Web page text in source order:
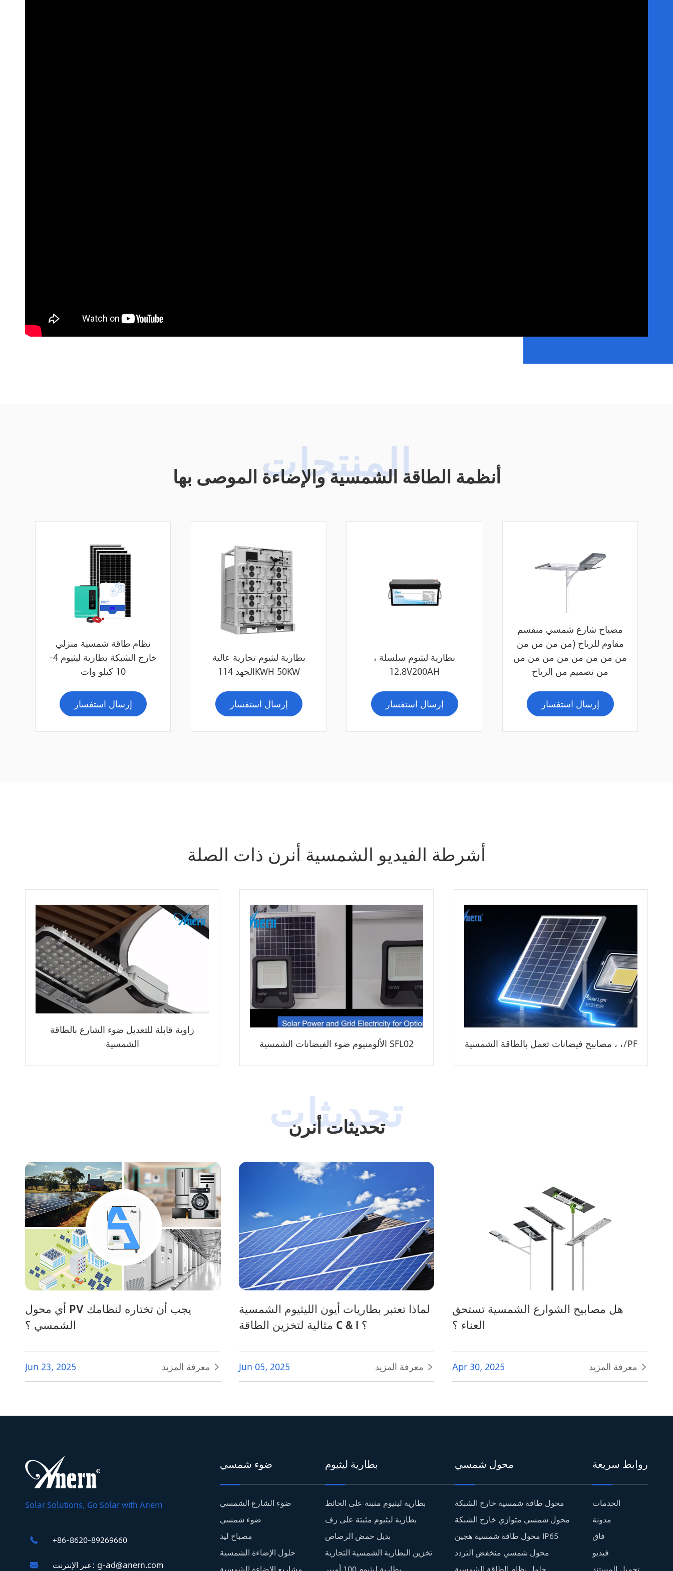
أنظمة الطاقة الشمسية والإضاءة الموصى بها
نظام طاقة شمسية منزلي
خارج الشبكة بطارية ليثيوم 4-
10 كيلو وات
إرسال استفسار
بطارية ليثيوم تجارية عالية
الجهد 114KWH 50KW
إرسال استفسار
بطارية ليثيوم سلسلة ،
12.8V200AH
إرسال استفسار
مصباح شارع شمسي منقسم
مقاوم للرياح (من من من من
من من من من من من من من
من تصميم من الرياح
إرسال استفسار
أشرطة الفيديو الشمسية أنرن ذات الصلة
زاوية قابلة للتعديل ضوء الشارع بالطاقة
الشمسية
الألومنيوم ضوء الفيضانات الشمسية SFL02 مصابيح فيضانات تعمل بالطاقة الشمسية ، ،/PF
تحديثات أنرن
أي محول PV يجب أن تختاره لنظامك
الشمسي ؟
Jun 23, 2025 
لماذا تعتبر بطاريات أيون الليثيوم الشمسية
مثالية لتخزين الطاقة C & I ؟
Jun 05, 2025 
هل مصابيح الشوارع الشمسية تستحق
العناء ؟
Apr 30, 2025 
Solar Solutions, Go Solar with Anern
 +86-8620-89269660
 عبر الإنترنت: g-ad@anern.com
ضوء شمسي
ضوء الشارع الشمسي
ضوء شمسي
مصباح ليد
حلول الإضاءة الشمسية
بطارية ليثيوم
بطارية ليثيوم مثبتة على الحائط
بطارية ليثيوم مثبتة على رف
بديل حمض الرصاص
تخزين البطارية الشمسية التجارية
محول شمسي
محول طاقة شمسية خارج الشبكة
محول شمسي متوازي خارج الشبكة
محول طاقة شمسية هجين IP65
محول شمسي منخفض التردد
روابط سريعة
الخدمات
مدونة
فاق
فيديو